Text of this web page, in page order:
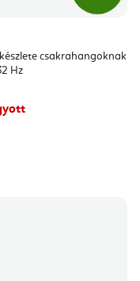
csakrahangoknak
Hz